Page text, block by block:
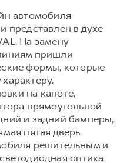
автомобиля
представлен в духе
На замену
пришли
формы, которые
на капоте,
прямоугольной
и задний бамперы,
пятая дверь
решительным и
оптика